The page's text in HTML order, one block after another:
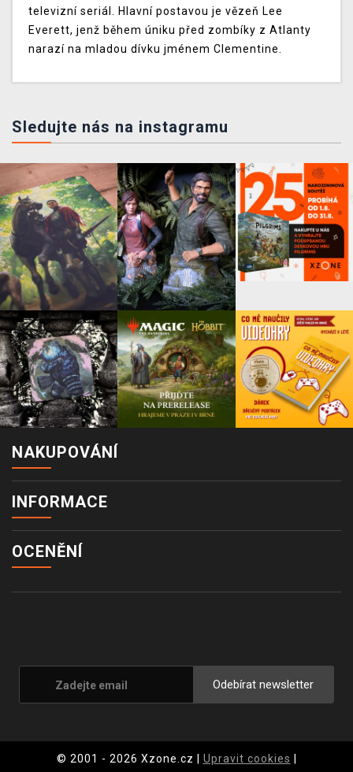
televizní seriál. Hlavní postavou je vězeň Lee
Everett, jenž během úniku před zombíky z Atlanty
narazí na mladou dívku jménem Clementine.
Sledujte nás na instagramu
NAKUPOVÁNÍ
INFORMACE
OCENĚNÍ
Odebírat newsletter
© 2001 - 2026 Xzone.cz | Upravit cookies